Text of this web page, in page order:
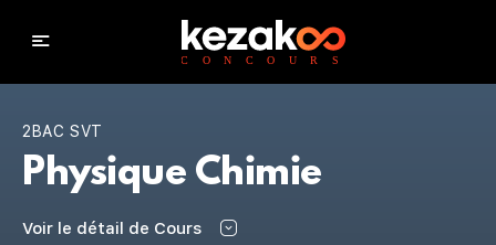
2BAC SVT
Physique Chimie
Voir le détail de Cours